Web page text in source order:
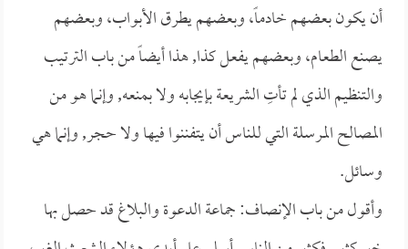
أن يكون بعضهم خادماً، وبعضهم يطرق الأبواب، وبعضهم
يصنع الطعام، وبعضهم يفعل كذا, هذا أيضاً من باب الترتيب
والتنظيم الذي لم تأتِ الشريعة بإيجابه ولا بمنعه, وإنما هو من
المصالح المرسلة التي للناس أن يتفننوا فيها ولا حجر, وإنما هي
وسائل.
وأقول من باب الإنصاف: جماعة الدعوة والبلاغ قد حصل بها